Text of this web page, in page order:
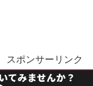
スポンサーリンク